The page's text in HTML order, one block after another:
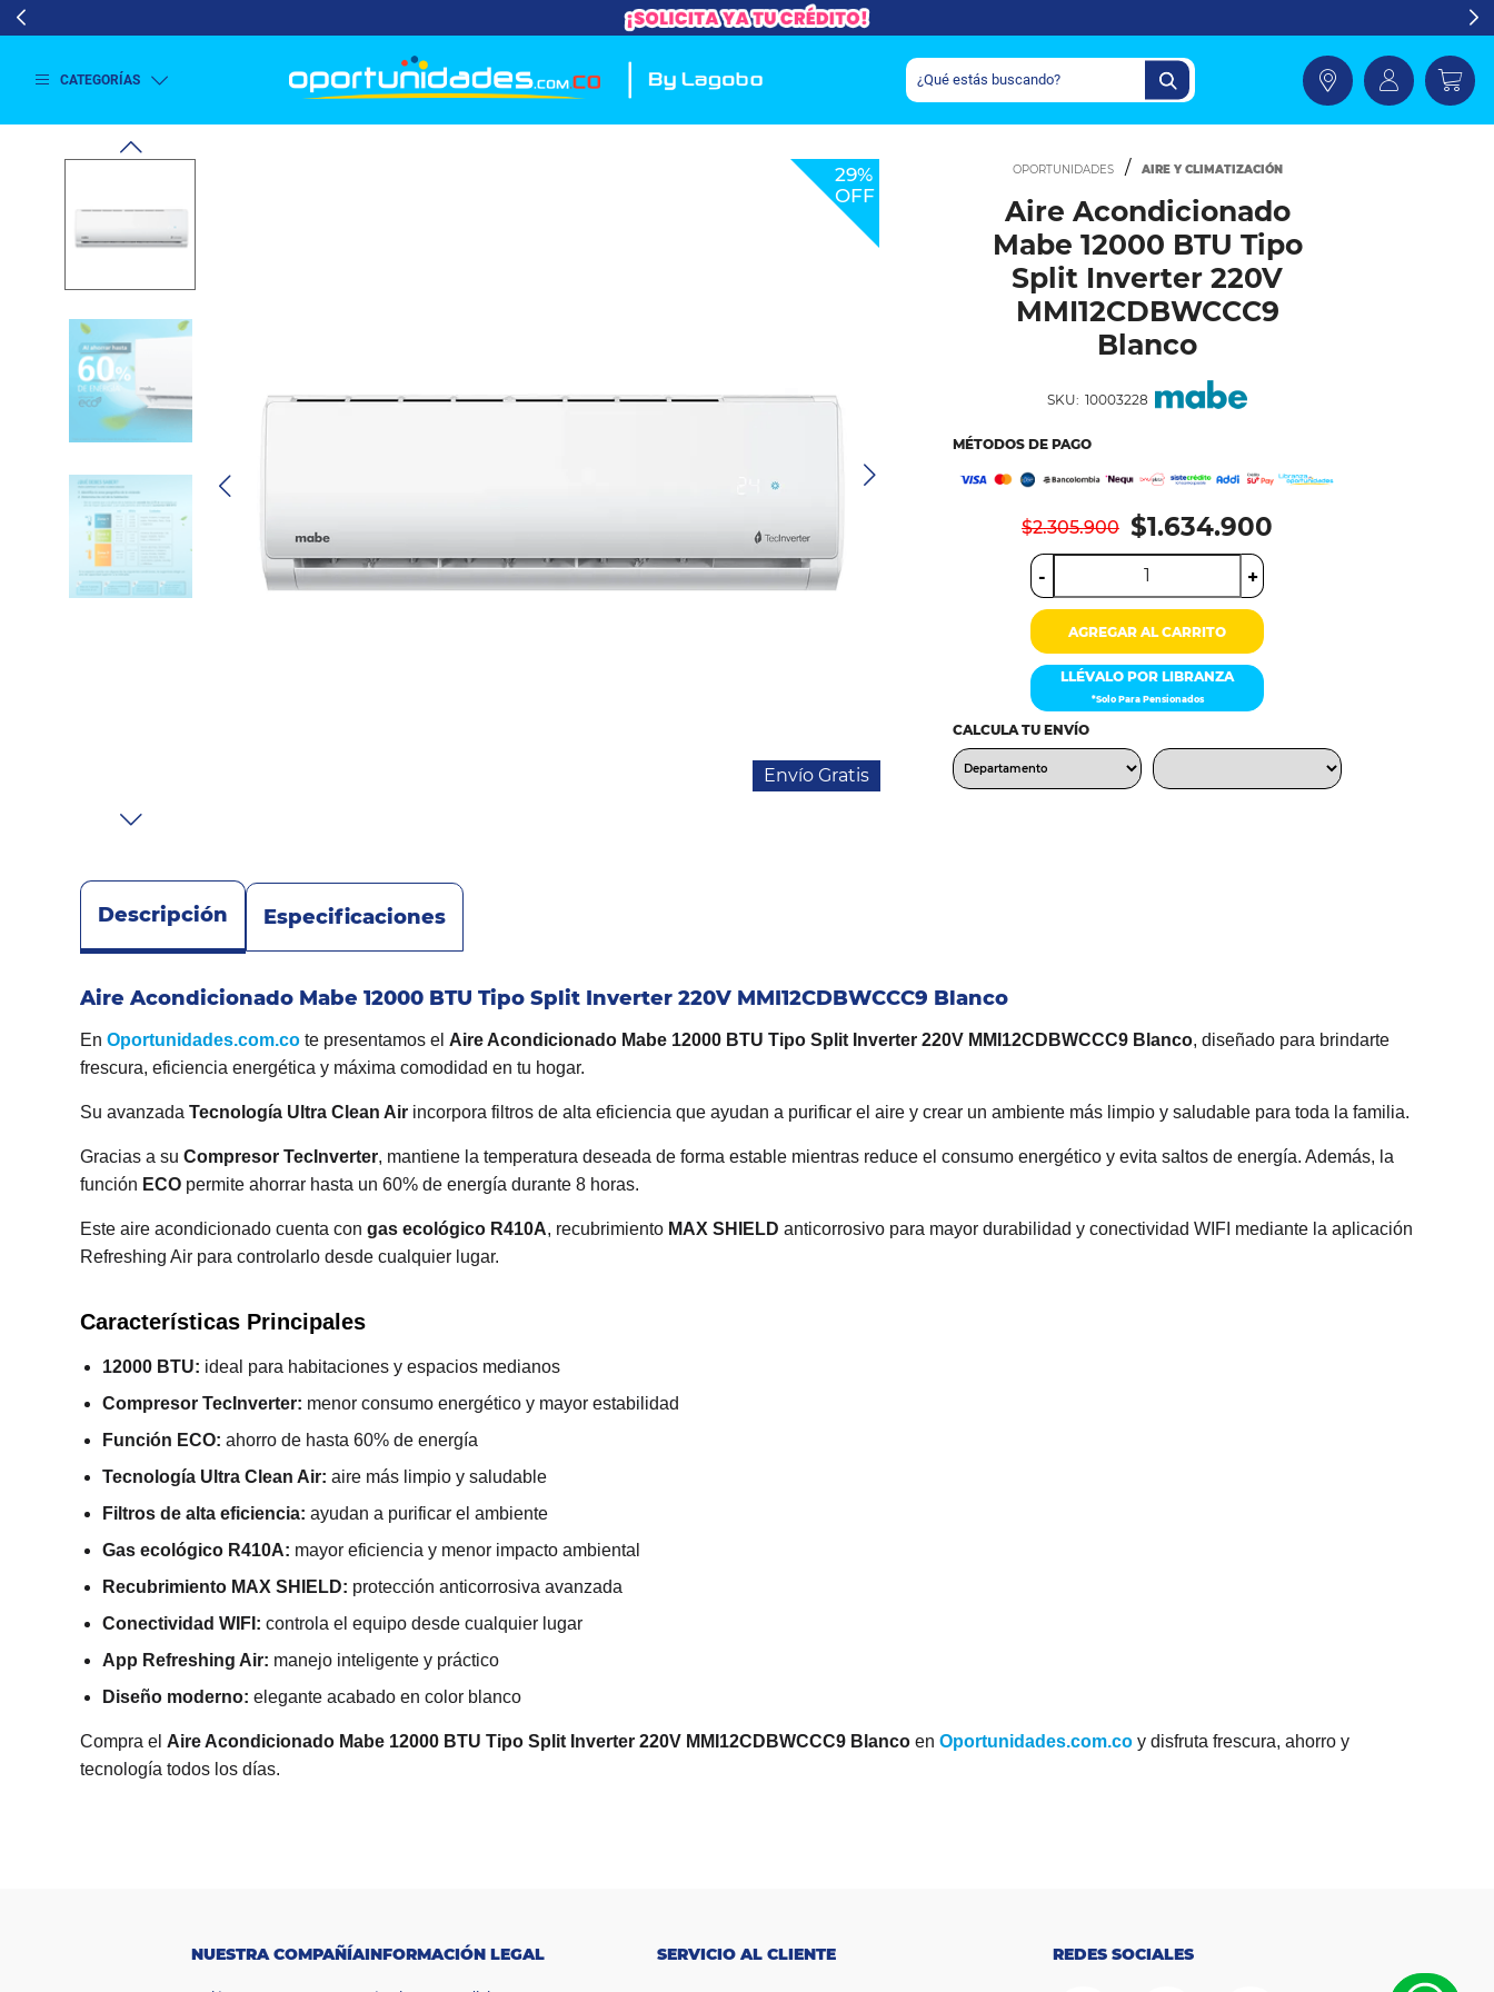
CATEGORÍAS
Aire y
Climatización
Colchones
Cocina
Tecnología
Sonido
Combos
Herramientas
Cuidado
Personal
29%
OFF
Envío Gratis
AIRE Y CLIMATIZACIÓN
Aire Acondicionado
Mabe 12000 BTU Tipo
Split Inverter 220V
MMI12CDBWCCC9
Blanco
SKU: 10003228
MÉTODOS DE PAGO
$2.305.900 $1.634.900
- +
AGREGAR AL CARRITO
LLÉVALO POR LIBRANZA
*Solo Para Pensionados
CALCULA TU ENVÍO
Descripción Especificaciones
Aire Acondicionado Mabe 12000 BTU Tipo Split Inverter 220V MMI12CDBWCCC9 Blanco
En Oportunidades.com.co te presentamos el Aire Acondicionado Mabe 12000 BTU Tipo Split Inverter 220V MMI12CDBWCCC9 Blanco, diseñado para brindarte
frescura, eficiencia energética y máxima comodidad en tu hogar.
Su avanzada Tecnología Ultra Clean Air incorpora filtros de alta eficiencia que ayudan a purificar el aire y crear un ambiente más limpio y saludable para toda la familia.
Gracias a su Compresor TecInverter, mantiene la temperatura deseada de forma estable mientras reduce el consumo energético y evita saltos de energía. Además, la
función ECO permite ahorrar hasta un 60% de energía durante 8 horas.
Este aire acondicionado cuenta con gas ecológico R410A, recubrimiento MAX SHIELD anticorrosivo para mayor durabilidad y conectividad WIFI mediante la aplicación
Refreshing Air para controlarlo desde cualquier lugar.
Características Principales
12000 BTU: ideal para habitaciones y espacios medianos
Compresor TecInverter: menor consumo energético y mayor estabilidad
Función ECO: ahorro de hasta 60% de energía
Tecnología Ultra Clean Air: aire más limpio y saludable
Filtros de alta eficiencia: ayudan a purificar el ambiente
Gas ecológico R410A: mayor eficiencia y menor impacto ambiental
Recubrimiento MAX SHIELD: protección anticorrosiva avanzada
Conectividad WIFI: controla el equipo desde cualquier lugar
App Refreshing Air: manejo inteligente y práctico
Diseño moderno: elegante acabado en color blanco
Compra el Aire Acondicionado Mabe 12000 BTU Tipo Split Inverter 220V MMI12CDBWCCC9 Blanco en Oportunidades.com.co y disfruta frescura, ahorro y
tecnología todos los días.
NUESTRA COMPAÑÍAINFORMACIÓN LEGAL SERVICIO AL CLIENTE REDES SOCIALES